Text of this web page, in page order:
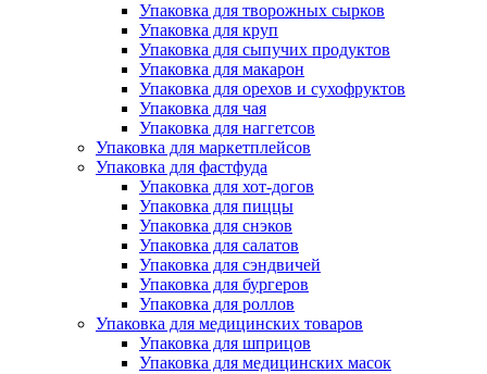
Упаковка для творожных сырков
Упаковка для круп
Упаковка для сыпучих продуктов
Упаковка для макарон
Упаковка для орехов и сухофруктов
Упаковка для чая
Упаковка для наггетсов
Упаковка для маркетплейсов
Упаковка для фастфуда
Упаковка для хот-догов
Упаковка для пиццы
Упаковка для снэков
Упаковка для салатов
Упаковка для сэндвичей
Упаковка для бургеров
Упаковка для роллов
Упаковка для медицинских товаров
Упаковка для шприцов
Упаковка для медицинских масок